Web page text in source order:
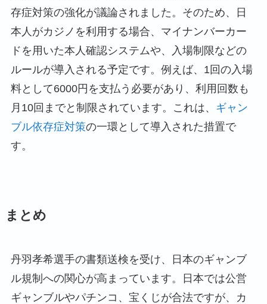
存症対策の強化が議論されました。そのため、日
本人がカジノを利用する場合、マイナンバーカー
ドを用いた本人確認システムや、入場制限などの
ルールが導入される予定です。例えば、1回の入場
料として6000円を支払う必要があり、利用回数も
月10回までと制限されています。これは、 ギャン
ブル依存症対策の一環として導入された措置で
す。
まとめ
丹羽孝希選手の書類送検を受け、日本のギャンブ
ル規制への関心が高まっています。日本では公営
ギャンブルやパチンコ、宝くじが合法ですが、カ